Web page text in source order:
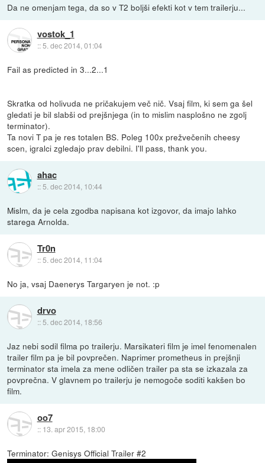
Da ne omenjam tega, da so v T2 boljši efekti kot v tem trailerju...
vostok_1
::5. dec 2014, 01:04
Fail as predicted in 3...2...1
Skratka od holivuda ne pričakujem več nič. Vsaj film, ki sem ga šel
gledati je bil slabši od prejšnjega (in to mislim nasplošno ne zgolj
terminator).
Ta novi T pa je res totalen BS. Poleg 100x prežvečenih cheesy
scen, igralci zgledajo prav debilni. I'll pass, thank you.
ahac
:: 5. dec 2014, 10:44
Mislm, da je cela zgodba napisana kot izgovor, da imajo lahko
starega Arnolda.
Tr0n
::5. dec 2014, 11:04
No ja, vsaj Daenerys Targaryen je not. :p
drvo
:: 5. dec 2014, 18:56
Jaz nebi sodil filma po trailerju. Marsikateri film je imel fenomenalen
trailer film pa je bil povprečen. Naprimer prometheus in prejšnji
terminator sta imela za mene odličen trailer pa sta se izkazala za
povprečna. V glavnem po trailerju je nemogoče soditi kakšen bo
film.
oo7
:: 13. apr 2015, 18:00
Terminator: Genisys Official Trailer #2